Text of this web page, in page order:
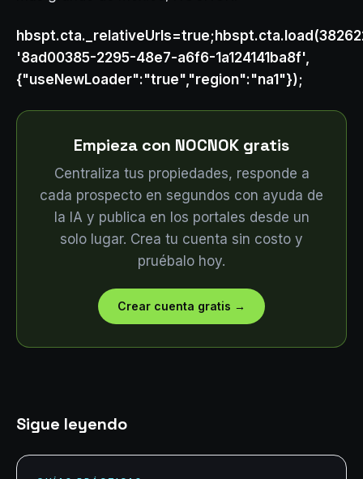
'8ad00385-2295-48e7-a6f6-1a124141ba8f',
{"useNewLoader":"true","region":"na1"});
Empieza con NOCNOK gratis
Centraliza tus propiedades, responde a
cada prospecto en segundos con ayuda de
la IA y publica en los portales desde un
solo lugar. Crea tu cuenta sin costo y
pruébalo hoy.
Crear cuenta gratis →
Sigue leyendo